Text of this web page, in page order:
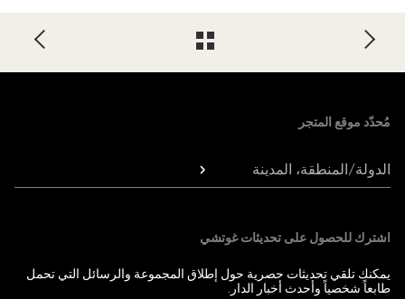
Footer
مُحدّد موقع المتجر
الدولة/المنطقة، المدينة
اشترك للحصول على تحديثات غوتشي
يمكنك تلقي تحديثات حصرية حول إطلاق المجموعة والرسائل التي تحمل
طابعاً شخصياً وأحدث أخبار الدار.